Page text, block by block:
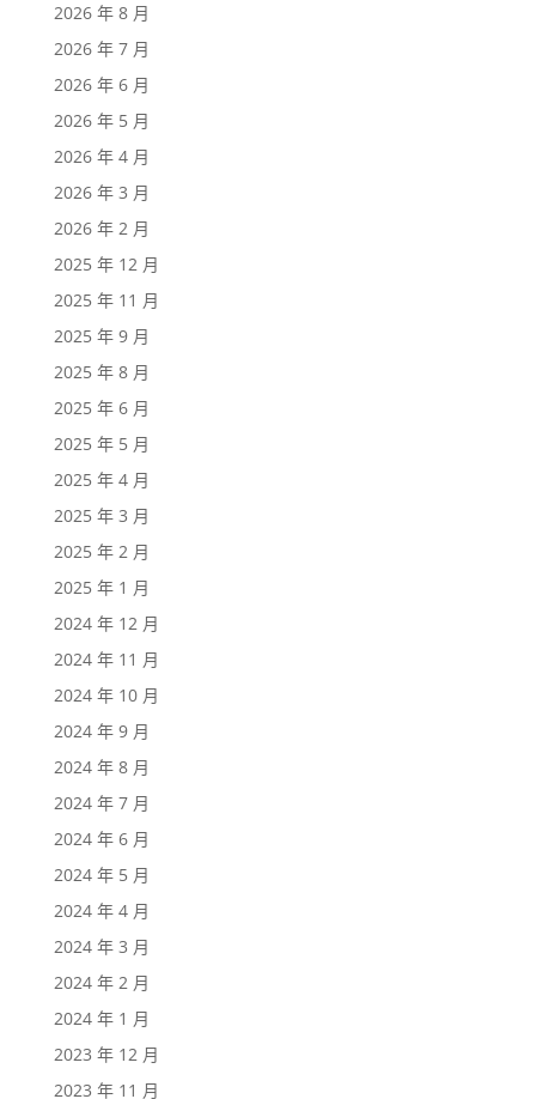
2026 年 8 月
2026 年 7 月
2026 年 6 月
2026 年 5 月
2026 年 4 月
2026 年 3 月
2026 年 2 月
2025 年 12 月
2025 年 11 月
2025 年 9 月
2025 年 8 月
2025 年 6 月
2025 年 5 月
2025 年 4 月
2025 年 3 月
2025 年 2 月
2025 年 1 月
2024 年 12 月
2024 年 11 月
2024 年 10 月
2024 年 9 月
2024 年 8 月
2024 年 7 月
2024 年 6 月
2024 年 5 月
2024 年 4 月
2024 年 3 月
2024 年 2 月
2024 年 1 月
2023 年 12 月
2023 年 11 月